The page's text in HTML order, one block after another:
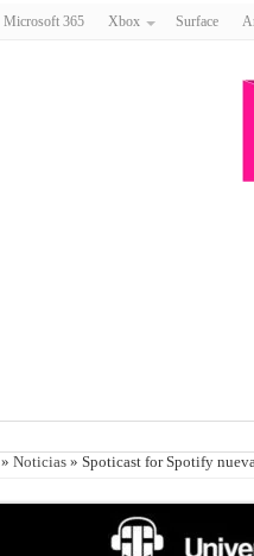
Microsoft 365 Xbox Surface
» Noticias » Spoticast for Spotify